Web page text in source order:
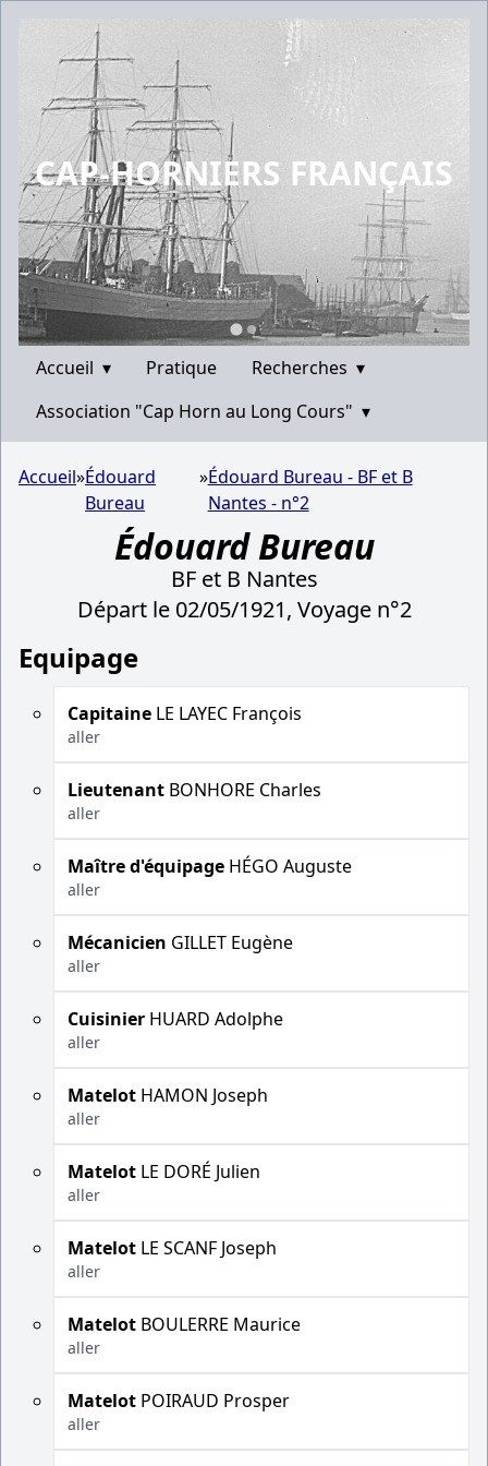
CAP-HORNIERS FRANÇAIS
Accueil ▾ Pratique Recherches ▾
Association "Cap Horn au Long Cours" ▾
Accueil»Édouard
Bureau
»Édouard Bureau - BF et B
Nantes - n°2
Édouard Bureau
BF et B Nantes
Départ le 02/05/1921, Voyage n°2
Equipage
Capitaine LE LAYEC François
aller
Lieutenant BONHORE Charles
aller
Maître d'équipage HÉGO Auguste
aller
Mécanicien GILLET Eugène
aller
Cuisinier HUARD Adolphe
aller
Matelot HAMON Joseph
aller
Matelot LE DORÉ Julien
aller
Matelot LE SCANF Joseph
aller
Matelot BOULERRE Maurice
aller
Matelot POIRAUD Prosper
aller